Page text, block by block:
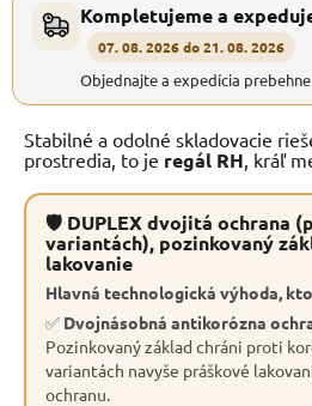
Kompletujeme a
07. 08. 2026 do 21. 08. 2026
Objednajte a expedícia
Stabilné a odolné skladovacie
prostredia, to je regál RH , kráľ
🛡 DUPLEX dvojitá ochrana
variantách), pozinkovaný
lakovanie
Hlavná technologická výhoda,
✅ Dvojnásobná antikorózna
Pozinkovaný základ chráni proti
variantách navyše práškové
ochranu.